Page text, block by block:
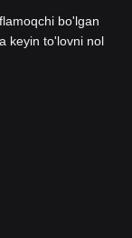
bo'lgan
keyin to'lovni nol